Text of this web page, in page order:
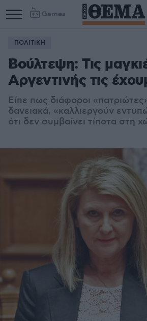
Games
1
2
ΠΟΛΙΤΙΚΗ
Βούλτεψη: Τις
Αργεντινής τις
Είπε πως διάφοροι
δανειακά, «καλλιεργούν
ότι δεν συμβαίνει τίποτα στη